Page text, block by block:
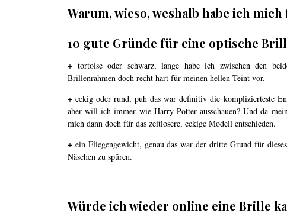
Warum, wieso, weshalb habe ich
10 gute Gründe für eine optische
+ tortoise oder schwarz, lange habe ich zwischen den
Brillenrahmen doch recht hart für meinen hellen Teint vor.
+ eckig oder rund, puh das war definitiv die komplizierteste
aber will ich immer wie Harry Potter ausschauen? Und da
mich dann doch für das zeitlosere, eckige Modell entschieden.
+ ein Fliegengewicht, genau das war der dritte Grund für
Näschen zu spüren.
Würde ich wieder online eine Brille